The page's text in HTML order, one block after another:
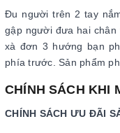
Đu người trên 2 tay
gập người đưa hai
xà đơn 3 hướng bạn
phía trước. Sản phẩm
CHÍNH SÁCH KHI
CHÍNH SÁCH ƯU ĐÃI